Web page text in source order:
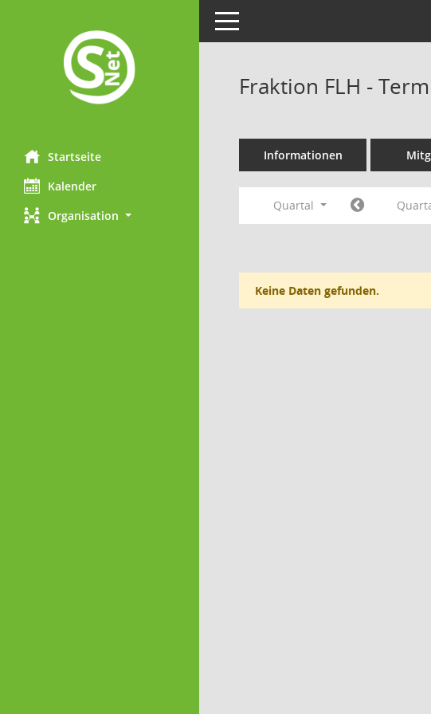
Startseite
Kalender
Organisation
Toggle navigation
Fraktion FLH -
Informationen
Quartal
Keine Daten gefunden.